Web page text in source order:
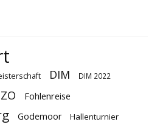
DIM DIM 2022
Fohlenreise
Godemoor Hallenturnier